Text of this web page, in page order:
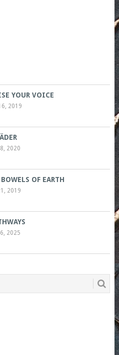
YOUR VOICE
2019
2020
OF EARTH
2019
2025